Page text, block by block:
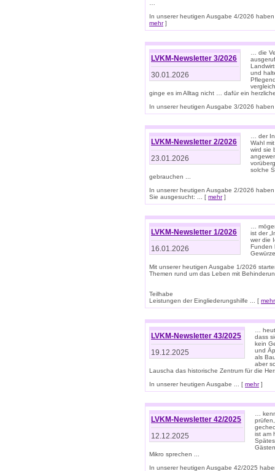
In unserer heutigen Ausgabe 4/2026
mehr]
LVKM-Newsletter 3/2026
30.01.2026
… die
und
ginge es im Alltag nicht … dafür ein
In unserer heutigen Ausgabe 3/2026
LVKM-Newsletter 2/2026
23.01.2026
… der
Wahl
wird sie
solche
gebrauchen ...
In unserer heutigen Ausgabe 2/2026
Sie ausgesucht: ... [ mehr]
LVKM-Newsletter 1/2026
16.01.2026
…
ist der
wer die
Funden
Mit unserer heutigen Ausgabe 1/2026
Themen rund um das Leben mit
Teilhabe
Leistungen der Eingliederungshilfe ... [ mehr
LVKM-Newsletter 43/2025
19.12.2025
…
dass
kein
und
als
aber
Lauscha das historische Zentrum für die
In unserer heutigen Ausgabe ... [ mehr]
LVKM-Newsletter 42/2025
12.12.2025
…
ist am
Mikro sprechen ...
In unserer heutigen Ausgabe 42/2025